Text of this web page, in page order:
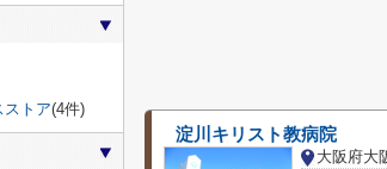
淀川キリスト教病院
ストア(4件)